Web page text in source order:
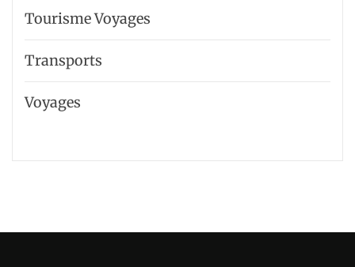
Tourisme Voyages
Transports
Voyages